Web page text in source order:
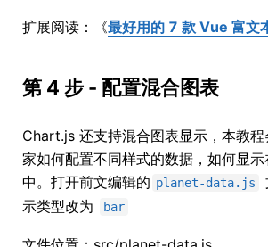
扩展阅读：《最好用的 7 款 Vue 富文
第 4 步 - 配置混合图表
Chart.js 还支持混合图表显示，本教
家如何配置不同样式的数据，如何显
中。打开前文编辑的 planet-data.js
示类型改为
bar